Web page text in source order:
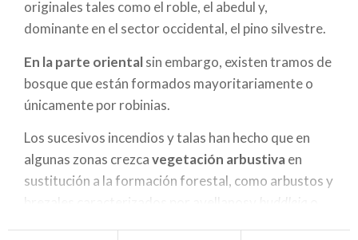
originales tales como el roble, el abedul y,
dominante en el sector occidental, el pino silvestre.
En la parte orientalsin embargo, existen tramos de
bosque que están formados mayoritariamente o
únicamente por robinias.
Los sucesivos incendios y talas han hecho que en
algunas zonas crezcavegetación arbustivaen
sustitución a la formación forestal, como arbustos y
brezales caracterizados por avellanosy